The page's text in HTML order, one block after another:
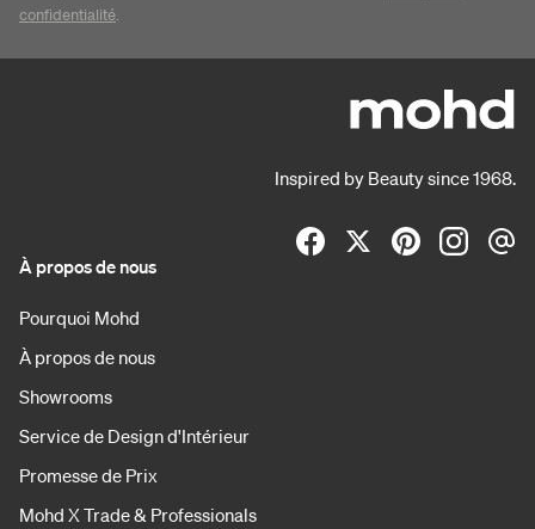
confidentialité.
Inspired by Beauty since 1968.
À propos de nous
Pourquoi Mohd
À propos de nous
Showrooms
Service de Design d'Intérieur
Promesse de Prix
Mohd X Trade & Professionals